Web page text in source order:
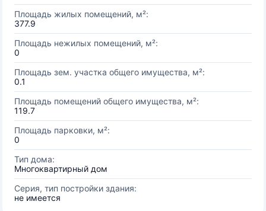
Площадь жилых помещений, м²:
377.9
Площадь нежилых помещений, м²:
0
Площадь зем. участка общего имущества, м²:
0.1
Площадь помещений общего имущества, м²:
119.7
Площадь парковки, м²:
0
Тип дома:
Многоквартирный дом
Серия, тип постройки здания:
не имеется